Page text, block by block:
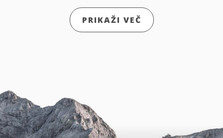
PRIKAŽI VEČ